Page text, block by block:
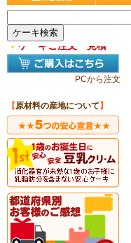
▼ケーキご注文・見積
PCから注文
【原材料の産地について 】